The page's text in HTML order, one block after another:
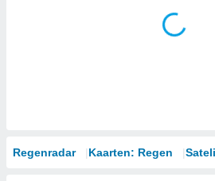
Regenradar Kaarten: Regen